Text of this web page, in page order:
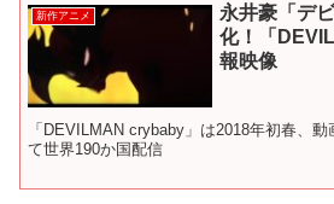
新作アニメ
永井豪「デ
化！「
報映像
「DEVILMAN crybaby」は2018年初春、
て世界190か国配信